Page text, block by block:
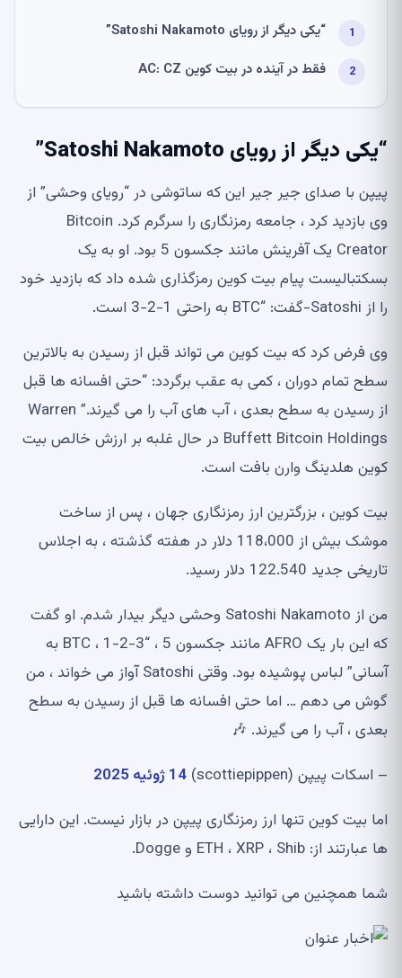
“یکی دیگر از رویای Satoshi Nakamoto”
فقط در آینده در بیت کوین AC: CZ
“یکی دیگر از رویای Satoshi Nakamoto”
پیپن با صدای جیر جیر این که ساتوشی در “رویای وحشی” از
وی بازدید کرد ، جامعه رمزنگاری را سرگرم کرد. Bitcoin
Creator یک آفرینش مانند جکسون 5 بود. او به یک
بسکتبالیست پیام بیت کوین رمزگذاری شده داد که بازدید خود
را از Satoshi-گفت: “BTC به راحتی 1-2-3 است.
وی فرض کرد که بیت کوین می تواند قبل از رسیدن به بالاترین
سطح تمام دوران ، کمی به عقب برگردد: “حتی افسانه ها قبل
از رسیدن به سطح بعدی ، آب های آب را می گیرند.” Warren
Buffett Bitcoin Holdings در حال غلبه بر ارزش خالص بیت
کوین هلدینگ وارن بافت است.
بیت کوین ، بزرگترین ارز رمزنگاری جهان ، پس از ساخت
موشک بیش از 118،000 دلار در هفته گذشته ، به اجلاس
تاریخی جدید 122.540 دلار رسید.
من از Satoshi Nakamoto وحشی دیگر بیدار شدم. او گفت
که این بار یک AFRO مانند جکسون 5 ، “BTC ، 1-2-3 به
آسانی” لباس پوشیده بود. وقتی Satoshi آواز می خواند ، من
گوش می دهم … اما حتی افسانه ها قبل از رسیدن به سطح
بعدی ، آب را می گیرند. 🎶
– اسکات پیپن (scottiepippen)
14 ژوئیه 2025
اما بیت کوین تنها ارز رمزنگاری پیپن در بازار نیست. این دارایی
ها عبارتند از: ETH ، XRP ، Shib و Dogge.
شما همچنین می توانید دوست داشته باشید